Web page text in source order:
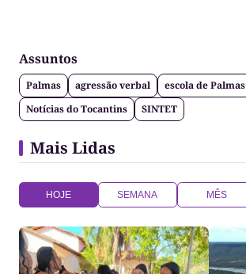
Assuntos
Palmas agressão verbal
escola de Palmas
Notícias do Tocantins
SINTET
Mais Lidas
HOJE SEMANA MÊS